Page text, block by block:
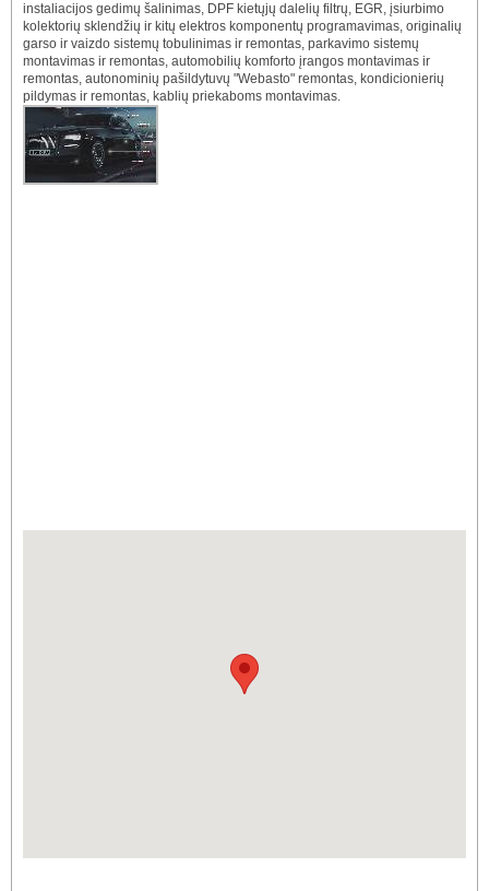
instaliacijos gedimų šalinimas, DPF kietųjų dalelių filtrų, EGR, įsiurbimo
kolektorių sklendžių ir kitų elektros komponentų programavimas, originalių
garso ir vaizdo sistemų tobulinimas ir remontas, parkavimo sistemų
montavimas ir remontas, automobilių komforto įrangos montavimas ir
remontas, autonominių pašildytuvų "Webasto" remontas, kondicionierių
pildymas ir remontas, kablių priekaboms montavimas.